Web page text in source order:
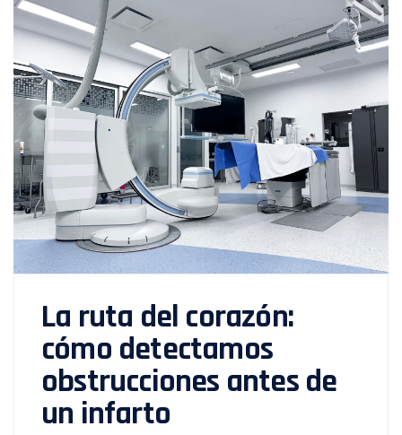
La ruta del corazón:
cómo detectamos
obstrucciones antes de
un infarto